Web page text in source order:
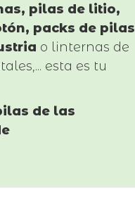
pilas de litio,
packs de pilas
o linternas de
esta es tu
de las